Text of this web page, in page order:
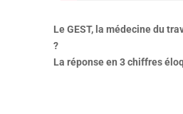
Le GEST, la médecine du
?
La réponse en 3 chiffres